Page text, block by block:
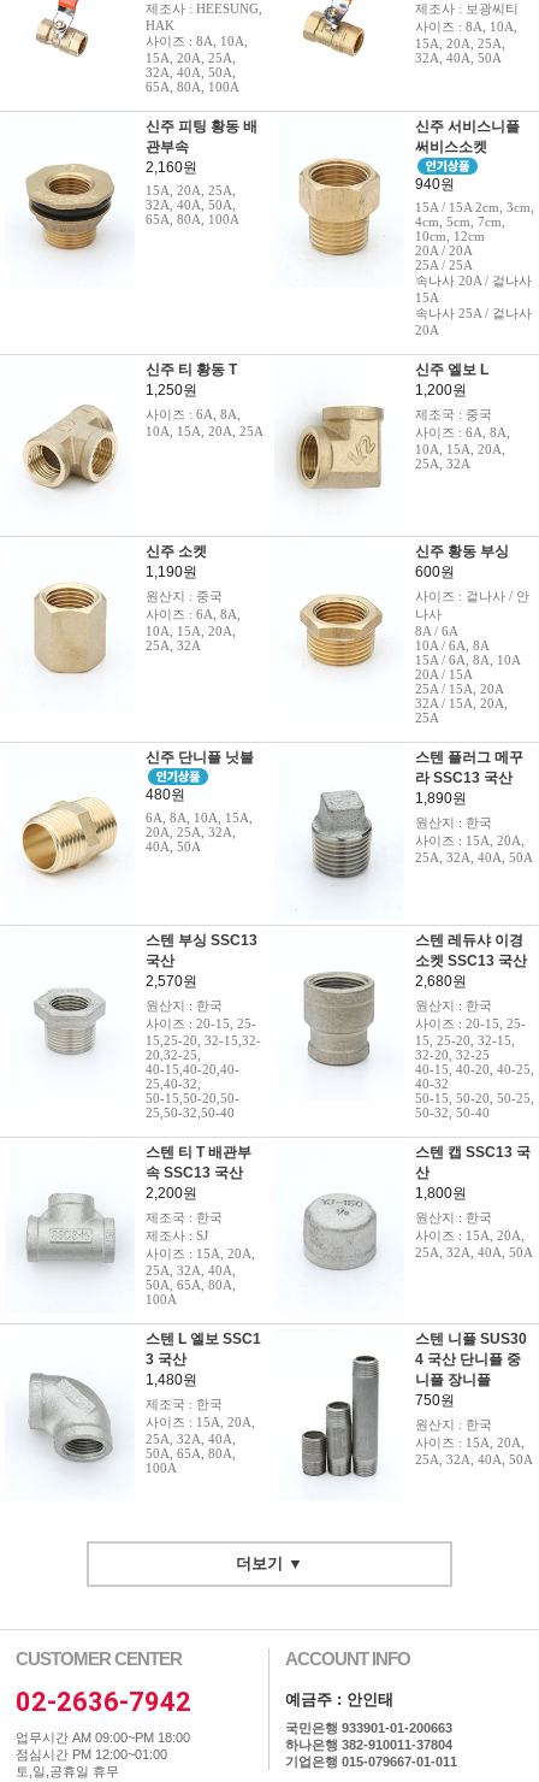
제조사 : HEESUNG,
HAK
사이즈 : 8A, 10A,
15A, 20A, 25A,
32A, 40A, 50A,
65A, 80A, 100A
제조사 : 보광씨티
사이즈 : 8A, 10A,
15A, 20A, 25A,
32A, 40A, 50A
신주 피팅 황동 배
관부속
2,160원
15A, 20A, 25A,
32A, 40A, 50A,
65A, 80A, 100A
신주 서비스니플
써비스소켓
940원
15A / 15A 2cm, 3cm,
4cm, 5cm, 7cm,
10cm, 12cm
20A / 20A
25A / 25A
속나사 20A / 겉나사
15A
속나사 25A / 겉나사
20A
신주 티 황동 T
1,250원
사이즈 : 6A, 8A,
10A, 15A, 20A, 25A
신주 엘보 L
1,200원
제조국 : 중국
사이즈 : 6A, 8A,
10A, 15A, 20A,
25A, 32A
신주 소켓
1,190원
원산지 : 중국
사이즈 : 6A, 8A,
10A, 15A, 20A,
25A, 32A
신주 황동 부싱
600원
사이즈 : 겉나사 / 안
나사
8A / 6A
10A / 6A, 8A
15A / 6A, 8A, 10A
20A / 15A
25A / 15A, 20A
32A / 15A, 20A,
25A
신주 단니플 닛불
480원
6A, 8A, 10A, 15A,
20A, 25A, 32A,
40A, 50A
스텐 플러그 메꾸
라 SSC13 국산
1,890원
원산지 : 한국
사이즈 : 15A, 20A,
25A, 32A, 40A, 50A
스텐 부싱 SSC13
국산
2,570원
원산지 : 한국
사이즈 : 20-15, 25-
15,25-20, 32-15,32-
20,32-25,
40-15,40-20,40-
25,40-32,
50-15,50-20,50-
25,50-32,50-40
스텐 레듀샤 이경
소켓 SSC13 국산
2,680원
원산지 : 한국
사이즈 : 20-15, 25-
15, 25-20, 32-15,
32-20, 32-25
40-15, 40-20, 40-25,
40-32
50-15, 50-20, 50-25,
50-32, 50-40
스텐 티 T 배관부
속 SSC13 국산
2,200원
제조국 : 한국
제조사 : SJ
사이즈 : 15A, 20A,
25A, 32A, 40A,
50A, 65A, 80A,
100A
스텐 캡 SSC13 국
산
1,800원
원산지 : 한국
사이즈 : 15A, 20A,
25A, 32A, 40A, 50A
스텐 L 엘보 SSC1
3 국산
1,480원
제조국 : 한국
사이즈 : 15A, 20A,
25A, 32A, 40A,
50A, 65A, 80A,
100A
스텐 니플 SUS30
4 국산 단니플 중
니플 장니플
750원
원산지 : 한국
사이즈 : 15A, 20A,
25A, 32A, 40A, 50A
더보기 ▼
CUSTOMER CENTER
02-2636-7942
업무시간 AM 09:00~PM 18:00
점심시간 PM 12:00~01:00
토,일,공휴일 휴무
ACCOUNT INFO
예금주 : 안인태
국민은행 933901-01-200663
하나은행 382-910011-37804
기업은행 015-079667-01-011